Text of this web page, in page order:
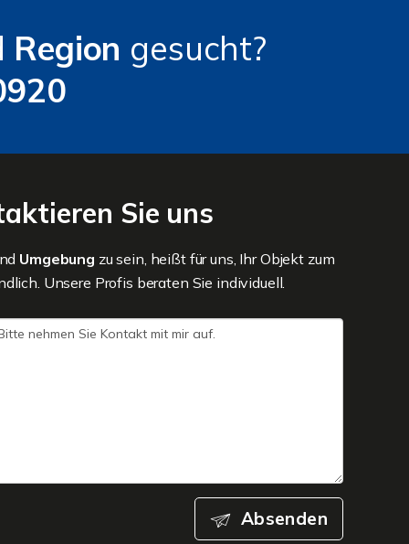
Region gesucht?
Sie uns
Umgebung zu sein, heißt für uns, Ihr Objekt zum
Unsere Profis beraten Sie individuell.
Absenden